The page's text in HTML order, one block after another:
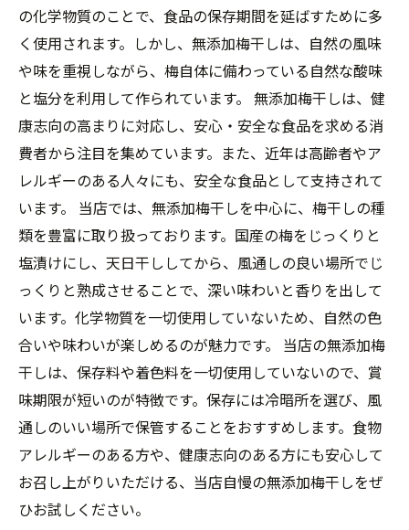
の化学物質のことで、食品の保存期間を延ばすために多
く使用されます。しかし、無添加梅干しは、自然の風味
や味を重視しながら、梅自体に備わっている自然な酸味
と塩分を利用して作られています。 無添加梅干しは、健
康志向の高まりに対応し、安心・安全な食品を求める消
費者から注目を集めています。また、近年は高齢者やア
レルギーのある人々にも、安全な食品として支持されて
います。 当店では、無添加梅干しを中心に、梅干しの種
類を豊富に取り扱っております。国産の梅をじっくりと
塩漬けにし、天日干ししてから、風通しの良い場所でじ
っくりと熟成させることで、深い味わいと香りを出して
います。化学物質を一切使用していないため、自然の色
合いや味わいが楽しめるのが魅力です。 当店の無添加梅
干しは、保存料や着色料を一切使用していないので、賞
味期限が短いのが特徴です。保存には冷暗所を選び、風
通しのいい場所で保管することをおすすめします。食物
アレルギーのある方や、健康志向のある方にも安心して
お召し上がりいただける、当店自慢の無添加梅干しをぜ
ひお試しください。